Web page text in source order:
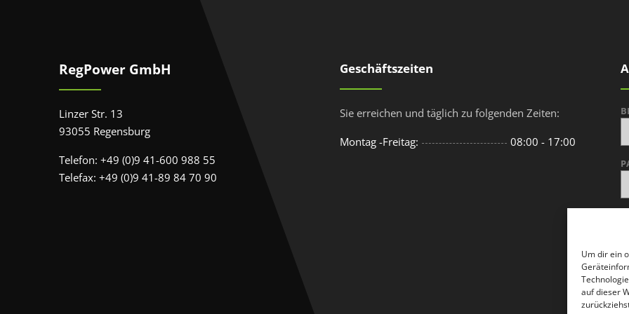
Um dir ein
auf dieser
RegPower GmbH
Linzer Str. 13
93055 Regensburg
Telefon: +49 (0)9 41-600 988 55
Telefax: +49 (0)9 41-89 84 70 90
Geschäftszeiten
Sie erreichen und täglich zu folgenden Zeiten:
Montag -Freitag: 08:00 - 17:00